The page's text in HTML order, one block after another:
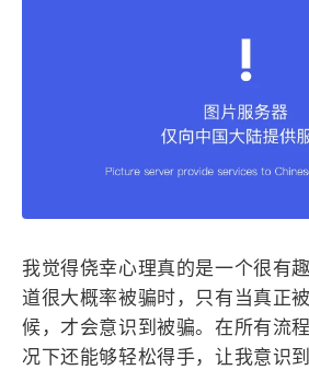
我觉得侥幸心理真的是一个很有
道很大概率被骗时，只有当真正
候，才会意识到被骗。在所有流
况下还能够轻松得手，让我意识